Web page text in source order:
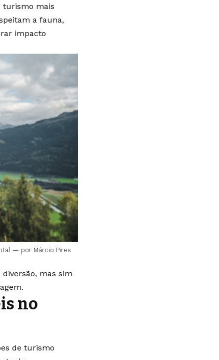
turismo mais
a fauna,
impacto
— por Márcio Pires
mas sim
no
de turismo